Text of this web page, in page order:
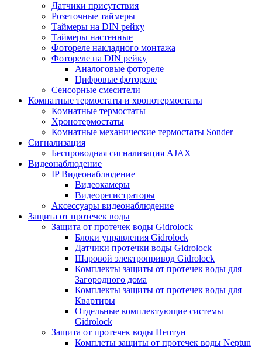
Датчики присутствия
Розеточные таймеры
Таймеры на DIN рейку
Таймеры настенные
Фотореле накладного монтажа
Фотореле на DIN рейку
Аналоговые фотореле
Цифровые фотореле
Сенсорные смесители
Комнатные термостаты и хронотермостаты
Комнатные термостаты
Хронотермостаты
Комнатные механические термостаты Sonder
Сигнализация
Беспроводная сигнализация AJAX
Видеонаблюдение
IP Видеонаблюдение
Видеокамеры
Видеорегистраторы
Аксессуары видеонаблюдение
Защита от протечек воды
Защита от протечек воды Gidrolock
Блоки управления Gidrolock
Датчики протечки воды Gidrolock
Шаровой электропривод Gidrolock
Комплекты защиты от протечек воды для
Загородного дома
Комплекты защиты от протечек воды для
Квартиры
Отдельные комплектующие системы
Gidrolock
Защита от протечек воды Нептун
Комплеты защиты от протечек воды Neptun